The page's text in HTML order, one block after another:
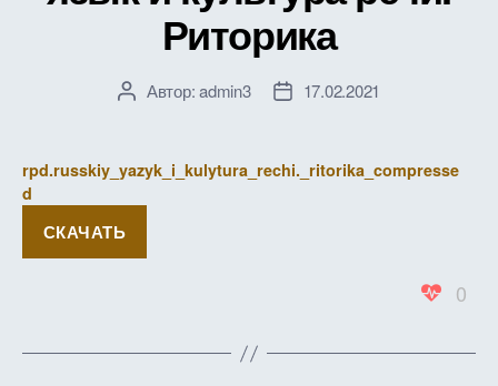
Риторика
АвторАвтор:admin3
Дата17.02.2021
rpd.russkiy_yazyk_i_kulytura_rechi._ritorika_compresse
d
СКАЧАТЬ
0